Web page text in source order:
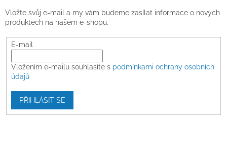
Vložte svůj e-mail a my vám budeme zasílat informace o nových
produktech na našem e-shopu.
E-mail
Vložením e-mailu souhlasíte s podmínkami ochrany osobních
údajů
PŘIHLÁSIT SE